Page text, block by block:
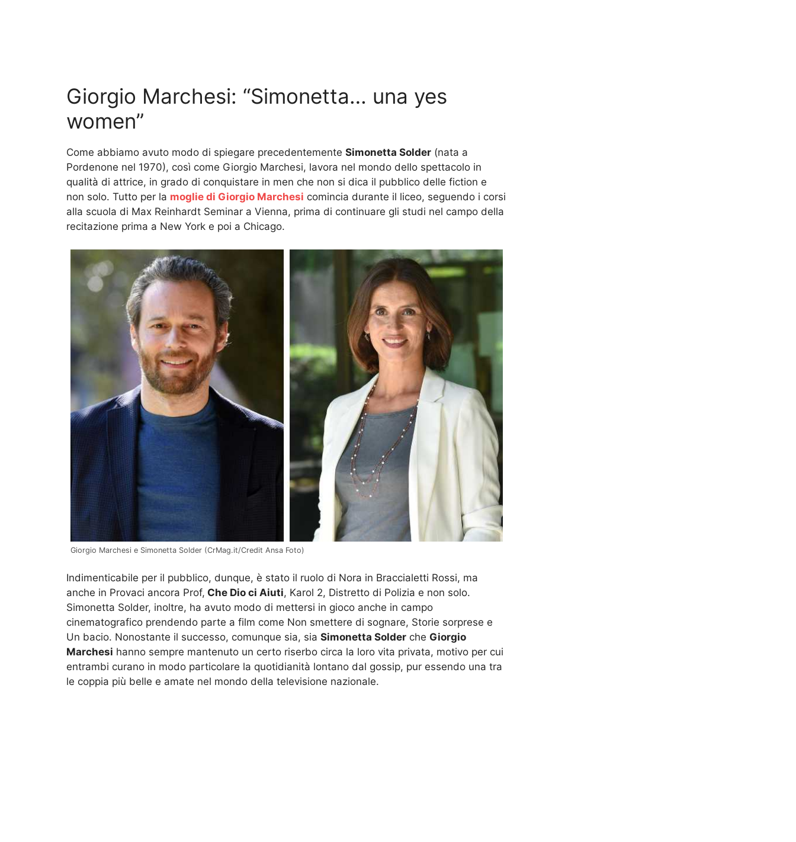
Giorgio Marchesi: “Simonetta… una yes
women”
Come abbiamo avuto modo di spiegare precedentemente Simonetta Solder (nata a
Pordenone nel 1970), così come Giorgio Marchesi, lavora nel mondo dello spettacolo in
qualità di attrice, in grado di conquistare in men che non si dica il pubblico delle fiction e
non solo. Tutto per la moglie di Giorgio Marchesi comincia durante il liceo, seguendo i corsi
alla scuola di Max Reinhardt Seminar a Vienna, prima di continuare gli studi nel campo della
recitazione prima a New York e poi a Chicago.
Giorgio Marchesi e Simonetta Solder (CrMag.it/Credit Ansa Foto)
Indimenticabile per il pubblico, dunque, è stato il ruolo di Nora in Braccialetti Rossi, ma
anche in Provaci ancora Prof, Che Dio ci Aiuti, Karol 2, Distretto di Polizia e non solo.
Simonetta Solder, inoltre, ha avuto modo di mettersi in gioco anche in campo
cinematografico prendendo parte a film come Non smettere di sognare, Storie sorprese e
Un bacio. Nonostante il successo, comunque sia, sia Simonetta Solder che Giorgio
Marchesi hanno sempre mantenuto un certo riserbo circa la loro vita privata, motivo per cui
entrambi curano in modo particolare la quotidianità lontano dal gossip, pur essendo una tra
le coppia più belle e amate nel mondo della televisione nazionale.